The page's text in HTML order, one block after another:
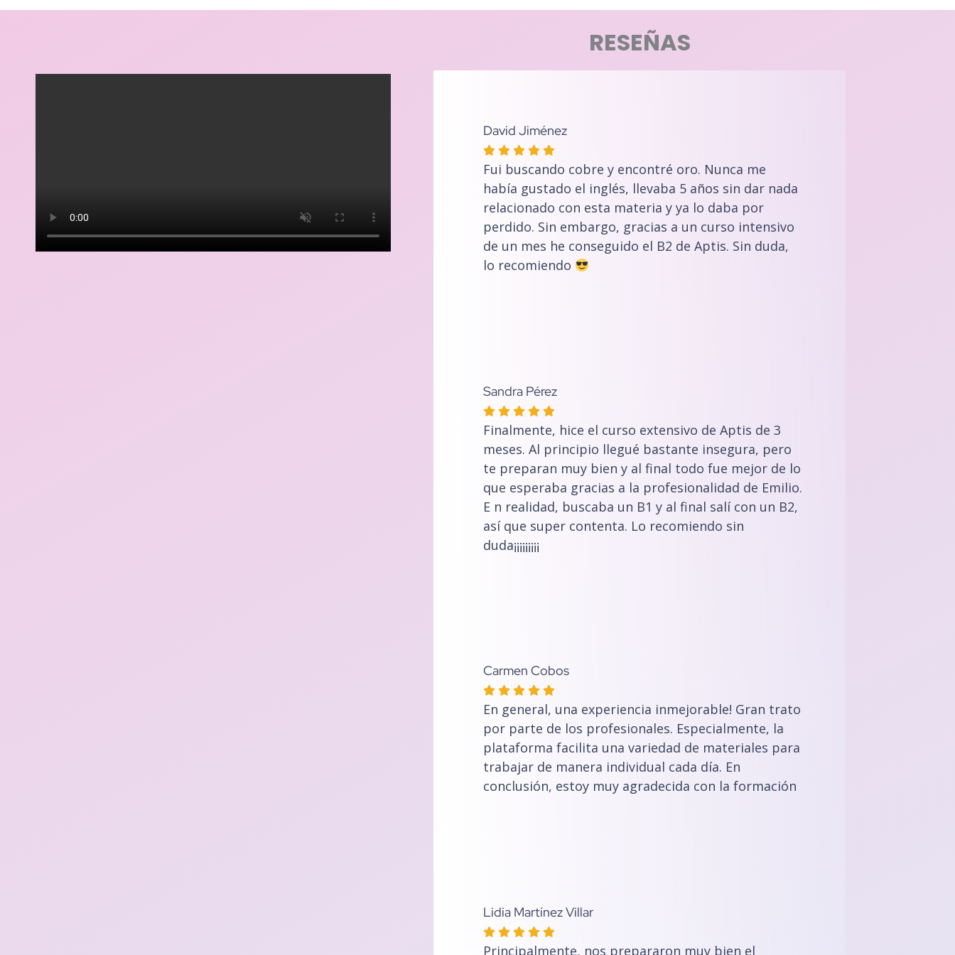
RESEÑAS
David Jiménez
Fui buscando cobre y encontré oro. Nunca me
había gustado el inglés, llevaba 5 años sin dar nada
relacionado con esta materia y ya lo daba por
perdido. Sin embargo, gracias a un curso intensivo
de un mes he conseguido el B2 de Aptis. Sin duda,
lo recomiendo
Sandra Pérez
Finalmente, hice el curso extensivo de Aptis de 3
meses. Al principio llegué bastante insegura, pero
te preparan muy bien y al final todo fue mejor de lo
que esperaba gracias a la profesionalidad de Emilio.
E n realidad, buscaba un B1 y al final salí con un B2,
así que super contenta. Lo recomiendo sin
duda¡¡¡¡¡¡¡¡¡
Carmen Cobos
En general, una experiencia inmejorable! Gran trato
por parte de los profesionales. Especialmente, la
plataforma facilita una variedad de materiales para
trabajar de manera individual cada día. En
conclusión, estoy muy agradecida con la formación
Lidia Martínez Villar
Principalmente, nos prepararon muy bien el